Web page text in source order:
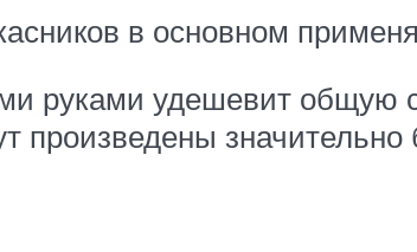
в основном
руками удешевит общую
произведены